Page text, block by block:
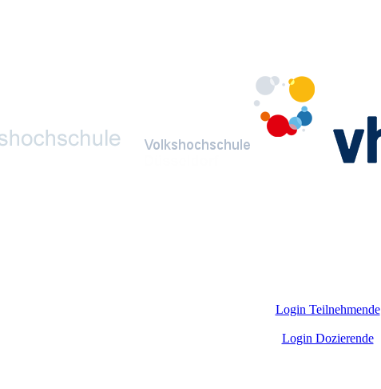
Login Teilnehmende
Login Dozierende